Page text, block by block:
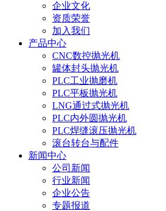
企业文化
资质荣誉
加入我们
产品中心
CNC数控抛光机
罐体封头抛光机
PLC工业抛磨机
PLC平板抛光机
LNG通过式抛光机
PLC内外圆抛光机
PLC焊缝滚压抛光机
滚台转台与配件
新闻中心
公司新闻
行业新闻
企业公告
专题报道